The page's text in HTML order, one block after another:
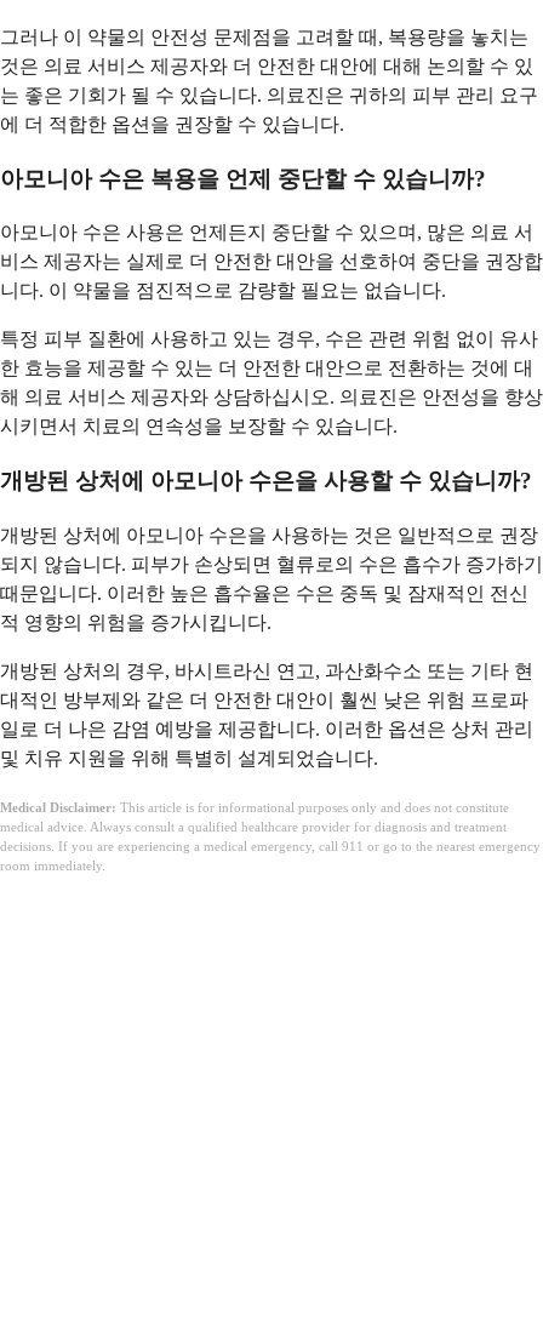
그러나 이 약물의 안전성 문제점을 고려할 때, 복용량을 놓치는
것은 의료 서비스 제공자와 더 안전한 대안에 대해 논의할 수 있
는 좋은 기회가 될 수 있습니다. 의료진은 귀하의 피부 관리 요구
에 더 적합한 옵션을 권장할 수 있습니다.
아모니아 수은 복용을 언제 중단할 수 있습니까?
아모니아 수은 사용은 언제든지 중단할 수 있으며, 많은 의료 서
비스 제공자는 실제로 더 안전한 대안을 선호하여 중단을 권장합
니다. 이 약물을 점진적으로 감량할 필요는 없습니다.
특정 피부 질환에 사용하고 있는 경우, 수은 관련 위험 없이 유사
한 효능을 제공할 수 있는 더 안전한 대안으로 전환하는 것에 대
해 의료 서비스 제공자와 상담하십시오. 의료진은 안전성을 향상
시키면서 치료의 연속성을 보장할 수 있습니다.
개방된 상처에 아모니아 수은을 사용할 수 있습니까?
개방된 상처에 아모니아 수은을 사용하는 것은 일반적으로 권장
되지 않습니다. 피부가 손상되면 혈류로의 수은 흡수가 증가하기
때문입니다. 이러한 높은 흡수율은 수은 중독 및 잠재적인 전신
적 영향의 위험을 증가시킵니다.
개방된 상처의 경우, 바시트라신 연고, 과산화수소 또는 기타 현
대적인 방부제와 같은 더 안전한 대안이 훨씬 낮은 위험 프로파
일로 더 나은 감염 예방을 제공합니다. 이러한 옵션은 상처 관리
및 치유 지원을 위해 특별히 설계되었습니다.
Medical Disclaimer: This article is for informational purposes only and does not constitute
medical advice. Always consult a qualified healthcare provider for diagnosis and treatment
decisions. If you are experiencing a medical emergency, call 911 or go to the nearest emergency
room immediately.